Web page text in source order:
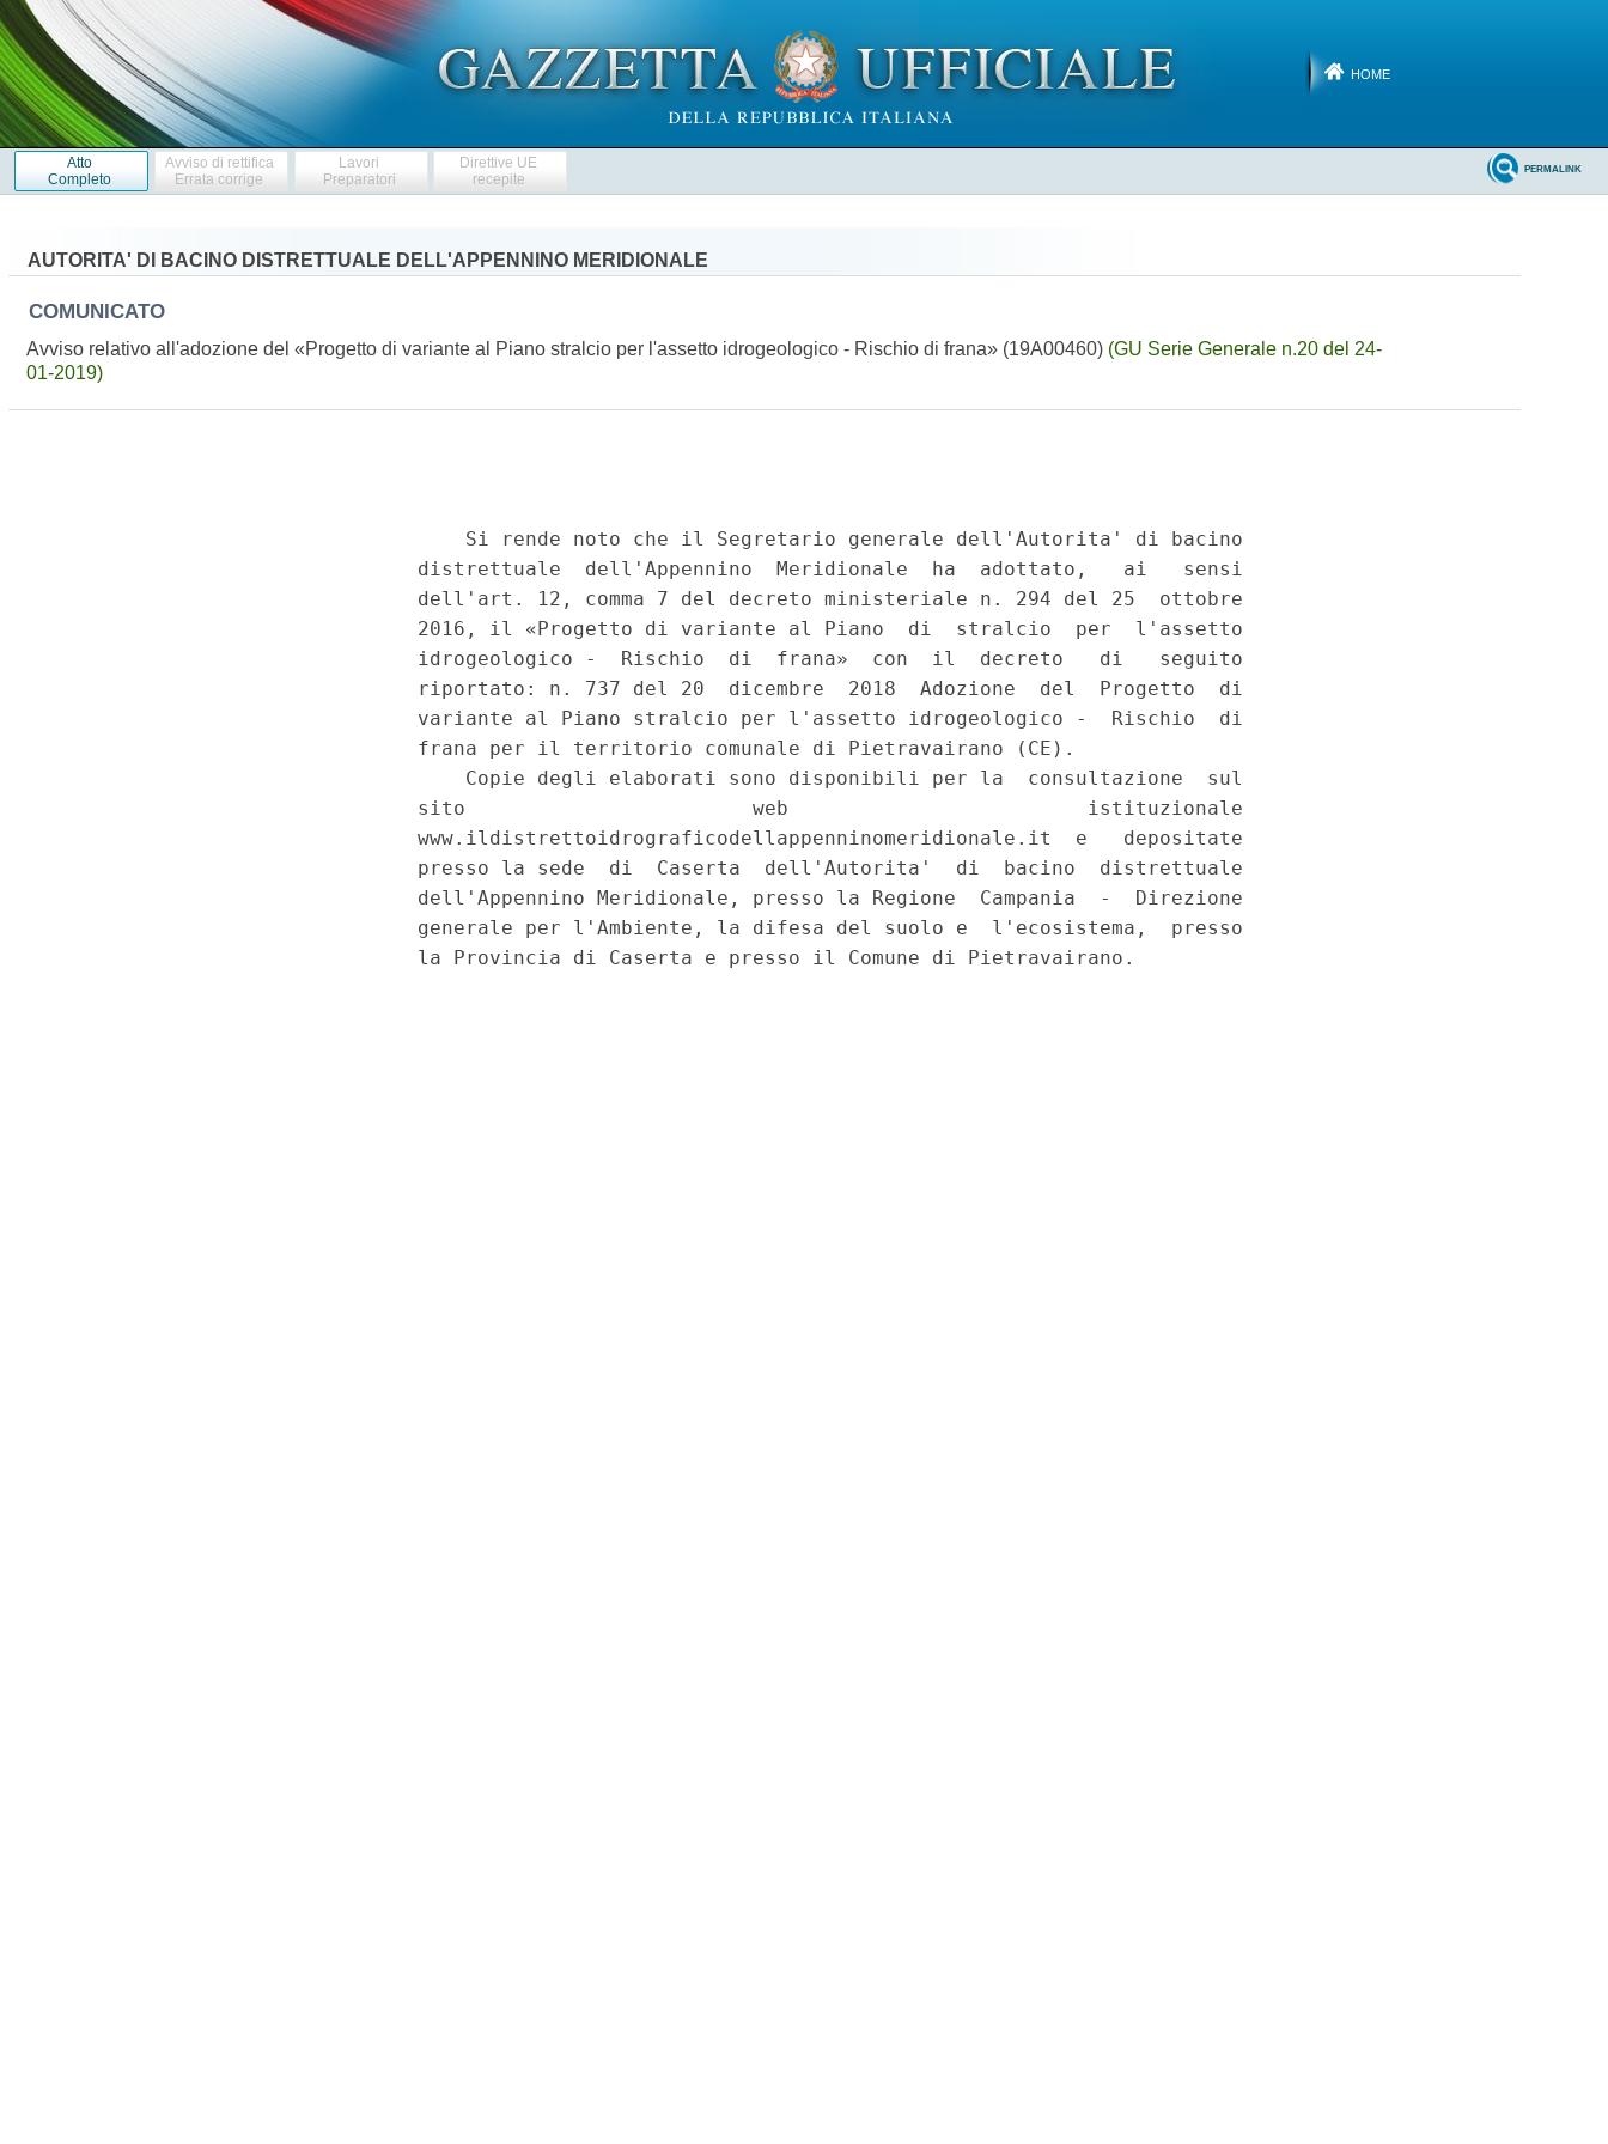
HOME
Atto
Completo
Avviso di rettifica
Errata corrige
Lavori
Preparatori
Direttive UE
recepite
PERMALINK
AUTORITA' DI BACINO DISTRETTUALE DELL'APPENNINO MERIDIONALE
COMUNICATO
Avviso relativo all'adozione del «Progetto di variante al Piano stralcio per l'assetto idrogeologico - Rischio di frana» (19A00460) (GU Serie Generale n.20 del 24-
01-2019)